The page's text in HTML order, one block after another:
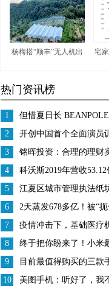
杨梅搭“顺丰”无人机出
新操作
宅
热门资讯榜
1
但惜夏日长
2
开创中国首个全面演员
化或将再发爆款！
3
铭晖投资：合理的理财
是王道
4
科沃斯2019年营收
压 战略调整成效显著
5
江夏区城市管理执法纸
开展五四青年节宣传活
6
2天蒸发678多亿！被“扼
还能再次崛起吗？
7
疫情冲击下，基础医疗
网+医疗”平台相结合
8
终于把你盼来了！小米
主题很漂亮！
9
目前最值得购买的三款
超大
10 美图手机：听好了，我